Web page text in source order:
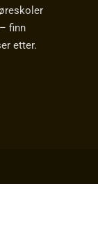
finn
etter.